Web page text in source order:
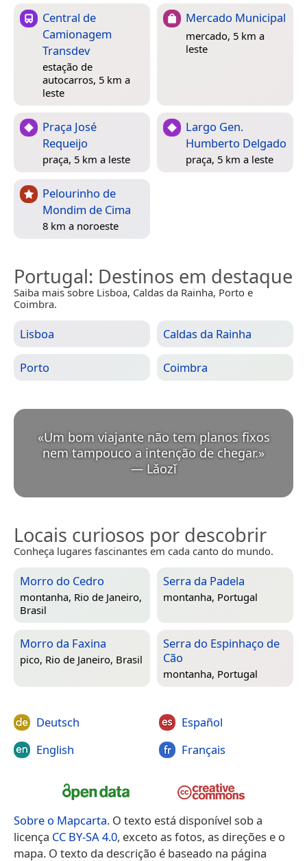
Central de
Camionagem
Transdev
estação de
autocarros, 5 km a
leste
Mercado Municipal
mercado, 5 km a
leste
Praça José
Requeijo
praça, 5 km a leste
Largo Gen.
Humberto Delgado
praça, 5 km a leste
Pelourinho de
Mondim de Cima
8 km a noroeste
Portugal: Destinos em destaque
Saiba mais sobre Lisboa, Caldas da Rainha, Porto e
Coimbra.
Lisboa Caldas da Rainha
Porto Coimbra
«Um bom viajante não tem planos fixos
nem tampouco a intenção de chegar.
— Lǎozǐ
Locais curiosos por descobrir
Conheça lugares fascinantes em cada canto do mundo.
Morro do Cedro
montanha, Rio de Janeiro,
Brasil
Serra da Padela
montanha, Portugal
Morro da Faxina
pico, Rio de Janeiro, Brasil
Serra do Espinhaço de
Cão
montanha, Portugal
Deutsch
English
Español
Français
Sobre o Mapcarta. O texto está disponível sob a
licença CC BY-SA 4.0, exceto as fotos, as direções e o
mapa. O texto da descrição é baseado na página